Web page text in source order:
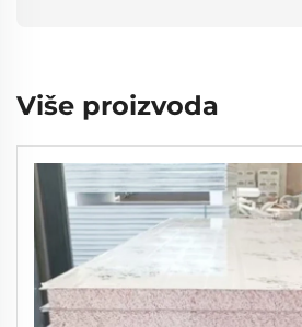
Više proizvoda